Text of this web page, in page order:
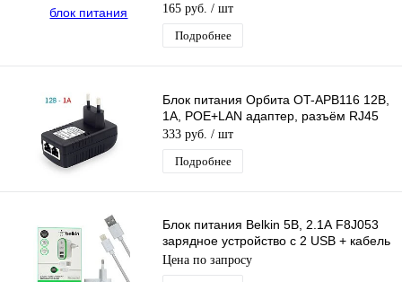
мм
165 руб. / шт
Подробнее
Блок питания Орбита OT-APB116 12В,
1A, POE+LAN адаптер, разъём RJ45
333 руб. / шт
Подробнее
Блок питания Belkin 5В, 2.1А F8J053
зарядное устройство с 2 USB + кабель
Iphone 1,2 м черный
Цена по запросу